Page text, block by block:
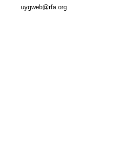
uygweb@rfa.org